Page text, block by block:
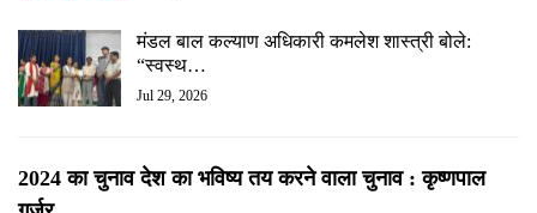
मंडल बाल कल्याण अधिकारी कमलेश शास्त्री बोले:
“स्वस्थ…
Jul 29, 2026
2024 का चुनाव देश का भविष्य तय करने वाला चुनाव : कृष्णपाल